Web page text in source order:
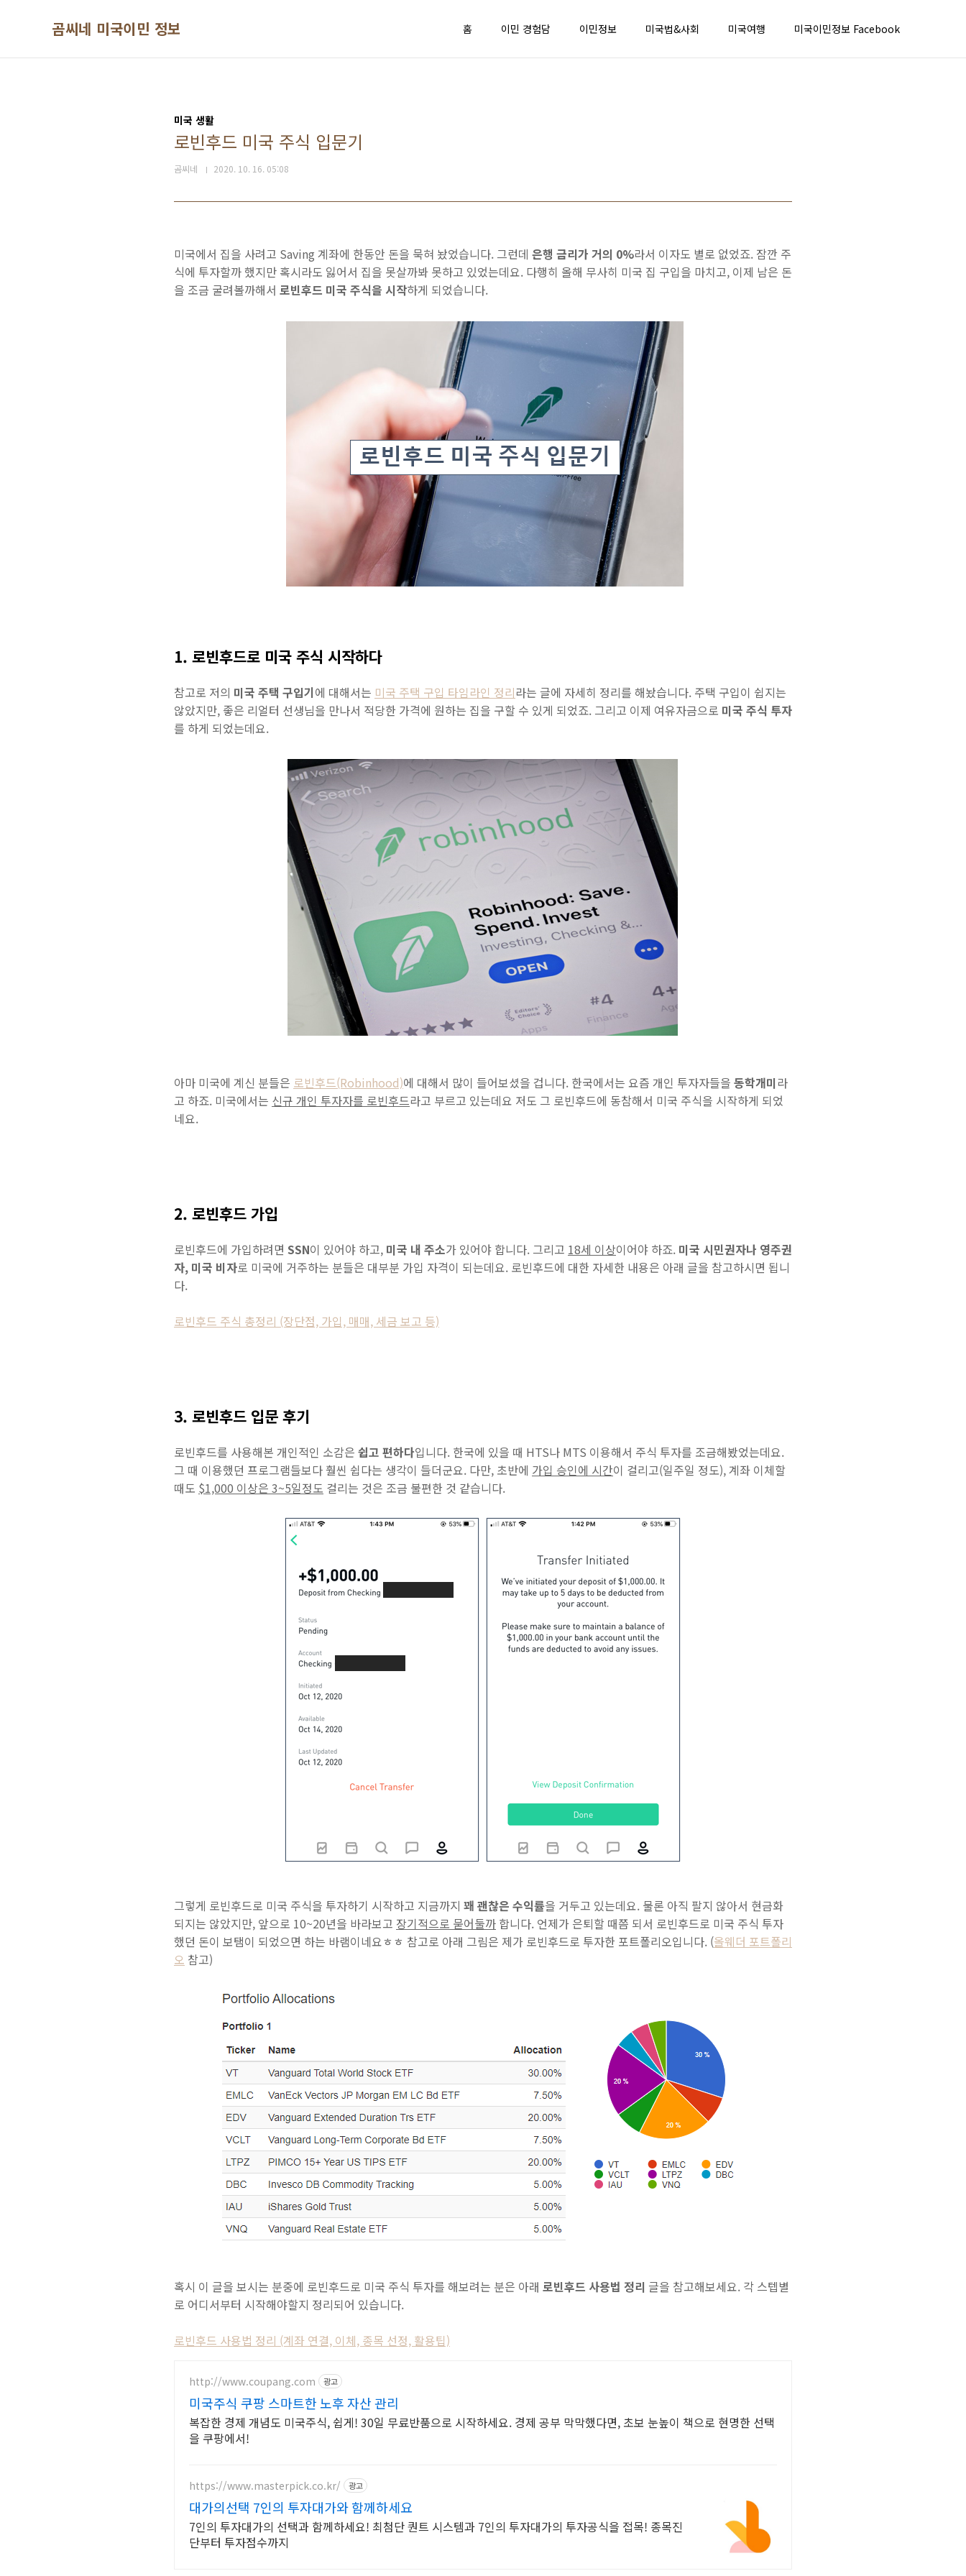
곰씨네 미국이민 정보 홈 이민 경험담 이민정보 미국법&사회 미국여행 미국이민정보 Facebook
미국 생활
로빈후드 미국 주식 입문기
곰씨네 2020. 10. 16. 05:08
미국에서 집을 사려고 Saving 계좌에 한동안 돈을 묵혀 놨었습니다. 그런데 은행 금리가 거의 0%라서 이자도 별로 없었죠. 잠깐 주
식에 투자할까 했지만 혹시라도 잃어서 집을 못살까봐 못하고 있었는데요. 다행히 올해 무사히 미국 집 구입을 마치고, 이제 남은 돈
을 조금 굴려볼까해서 로빈후드 미국 주식을 시작하게 되었습니다.
1. 로빈후드로 미국 주식 시작하다
참고로 저의 미국 주택 구입기에 대해서는 미국 주택 구입 타임라인 정리라는 글에 자세히 정리를 해놨습니다. 주택 구입이 쉽지는
않았지만, 좋은 리얼터 선생님을 만나서 적당한 가격에 원하는 집을 구할 수 있게 되었죠. 그리고 이제 여유자금으로 미국 주식 투자
를 하게 되었는데요.
아마 미국에 계신 분들은 로빈후드(Robinhood)에 대해서 많이 들어보셨을 겁니다. 한국에서는 요즘 개인 투자자들을 동학개미라
고 하죠. 미국에서는 신규 개인 투자자를 로빈후드라고 부르고 있는데요 저도 그 로빈후드에 동참해서 미국 주식을 시작하게 되었
네요.
2. 로빈후드 가입
로빈후드에 가입하려면 SSN이 있어야 하고, 미국 내 주소가 있어야 합니다. 그리고 18세 이상이어야 하죠. 미국 시민권자나 영주권
자, 미국 비자로 미국에 거주하는 분들은 대부분 가입 자격이 되는데요. 로빈후드에 대한 자세한 내용은 아래 글을 참고하시면 됩니
다.
로빈후드 주식 총정리 (장단점, 가입, 매매, 세금 보고 등)
3. 로빈후드 입문 후기
로빈후드를 사용해본 개인적인 소감은 쉽고 편하다입니다. 한국에 있을 때 HTS나 MTS 이용해서 주식 투자를 조금해봤었는데요.
그 때 이용했던 프로그램들보다 훨씬 쉽다는 생각이 들더군요. 다만, 초반에 가입 승인에 시간이 걸리고(일주일 정도), 계좌 이체할
때도 $1,000 이상은 3~5일정도 걸리는 것은 조금 불편한 것 같습니다.
그렇게 로빈후드로 미국 주식을 투자하기 시작하고 지금까지 꽤 괜찮은 수익률을 거두고 있는데요. 물론 아직 팔지 않아서 현금화
되지는 않았지만, 앞으로 10~20년을 바라보고 장기적으로 묻어둘까 합니다. 언제가 은퇴할 때쯤 되서 로빈후드로 미국 주식 투자
했던 돈이 보탬이 되었으면 하는 바램이네요ㅎㅎ 참고로 아래 그림은 제가 로빈후드로 투자한 포트폴리오입니다. (올웨더 포트폴리
오 참고)
혹시 이 글을 보시는 분중에 로빈후드로 미국 주식 투자를 해보려는 분은 아래 로빈후드 사용법 정리 글을 참고해보세요. 각 스텝별
로 어디서부터 시작해야할지 정리되어 있습니다.
로빈후드 사용법 정리 (계좌 연결, 이체, 종목 선정, 활용팁)
http://www.coupang.com 광고
미국주식 쿠팡 스마트한 노후 자산 관리
복잡한 경제 개념도 미국주식, 쉽게! 30일 무료반품으로 시작하세요. 경제 공부 막막했다면, 초보 눈높이 책으로 현명한 선택
을 쿠팡에서!
https://www.masterpick.co.kr/ 광고
대가의선택 7인의 투자대가와 함께하세요
7인의 투자대가의 선택과 함께하세요! 최첨단 퀀트 시스템과 7인의 투자대가의 투자공식을 접목! 종목진
단부터 투자점수까지